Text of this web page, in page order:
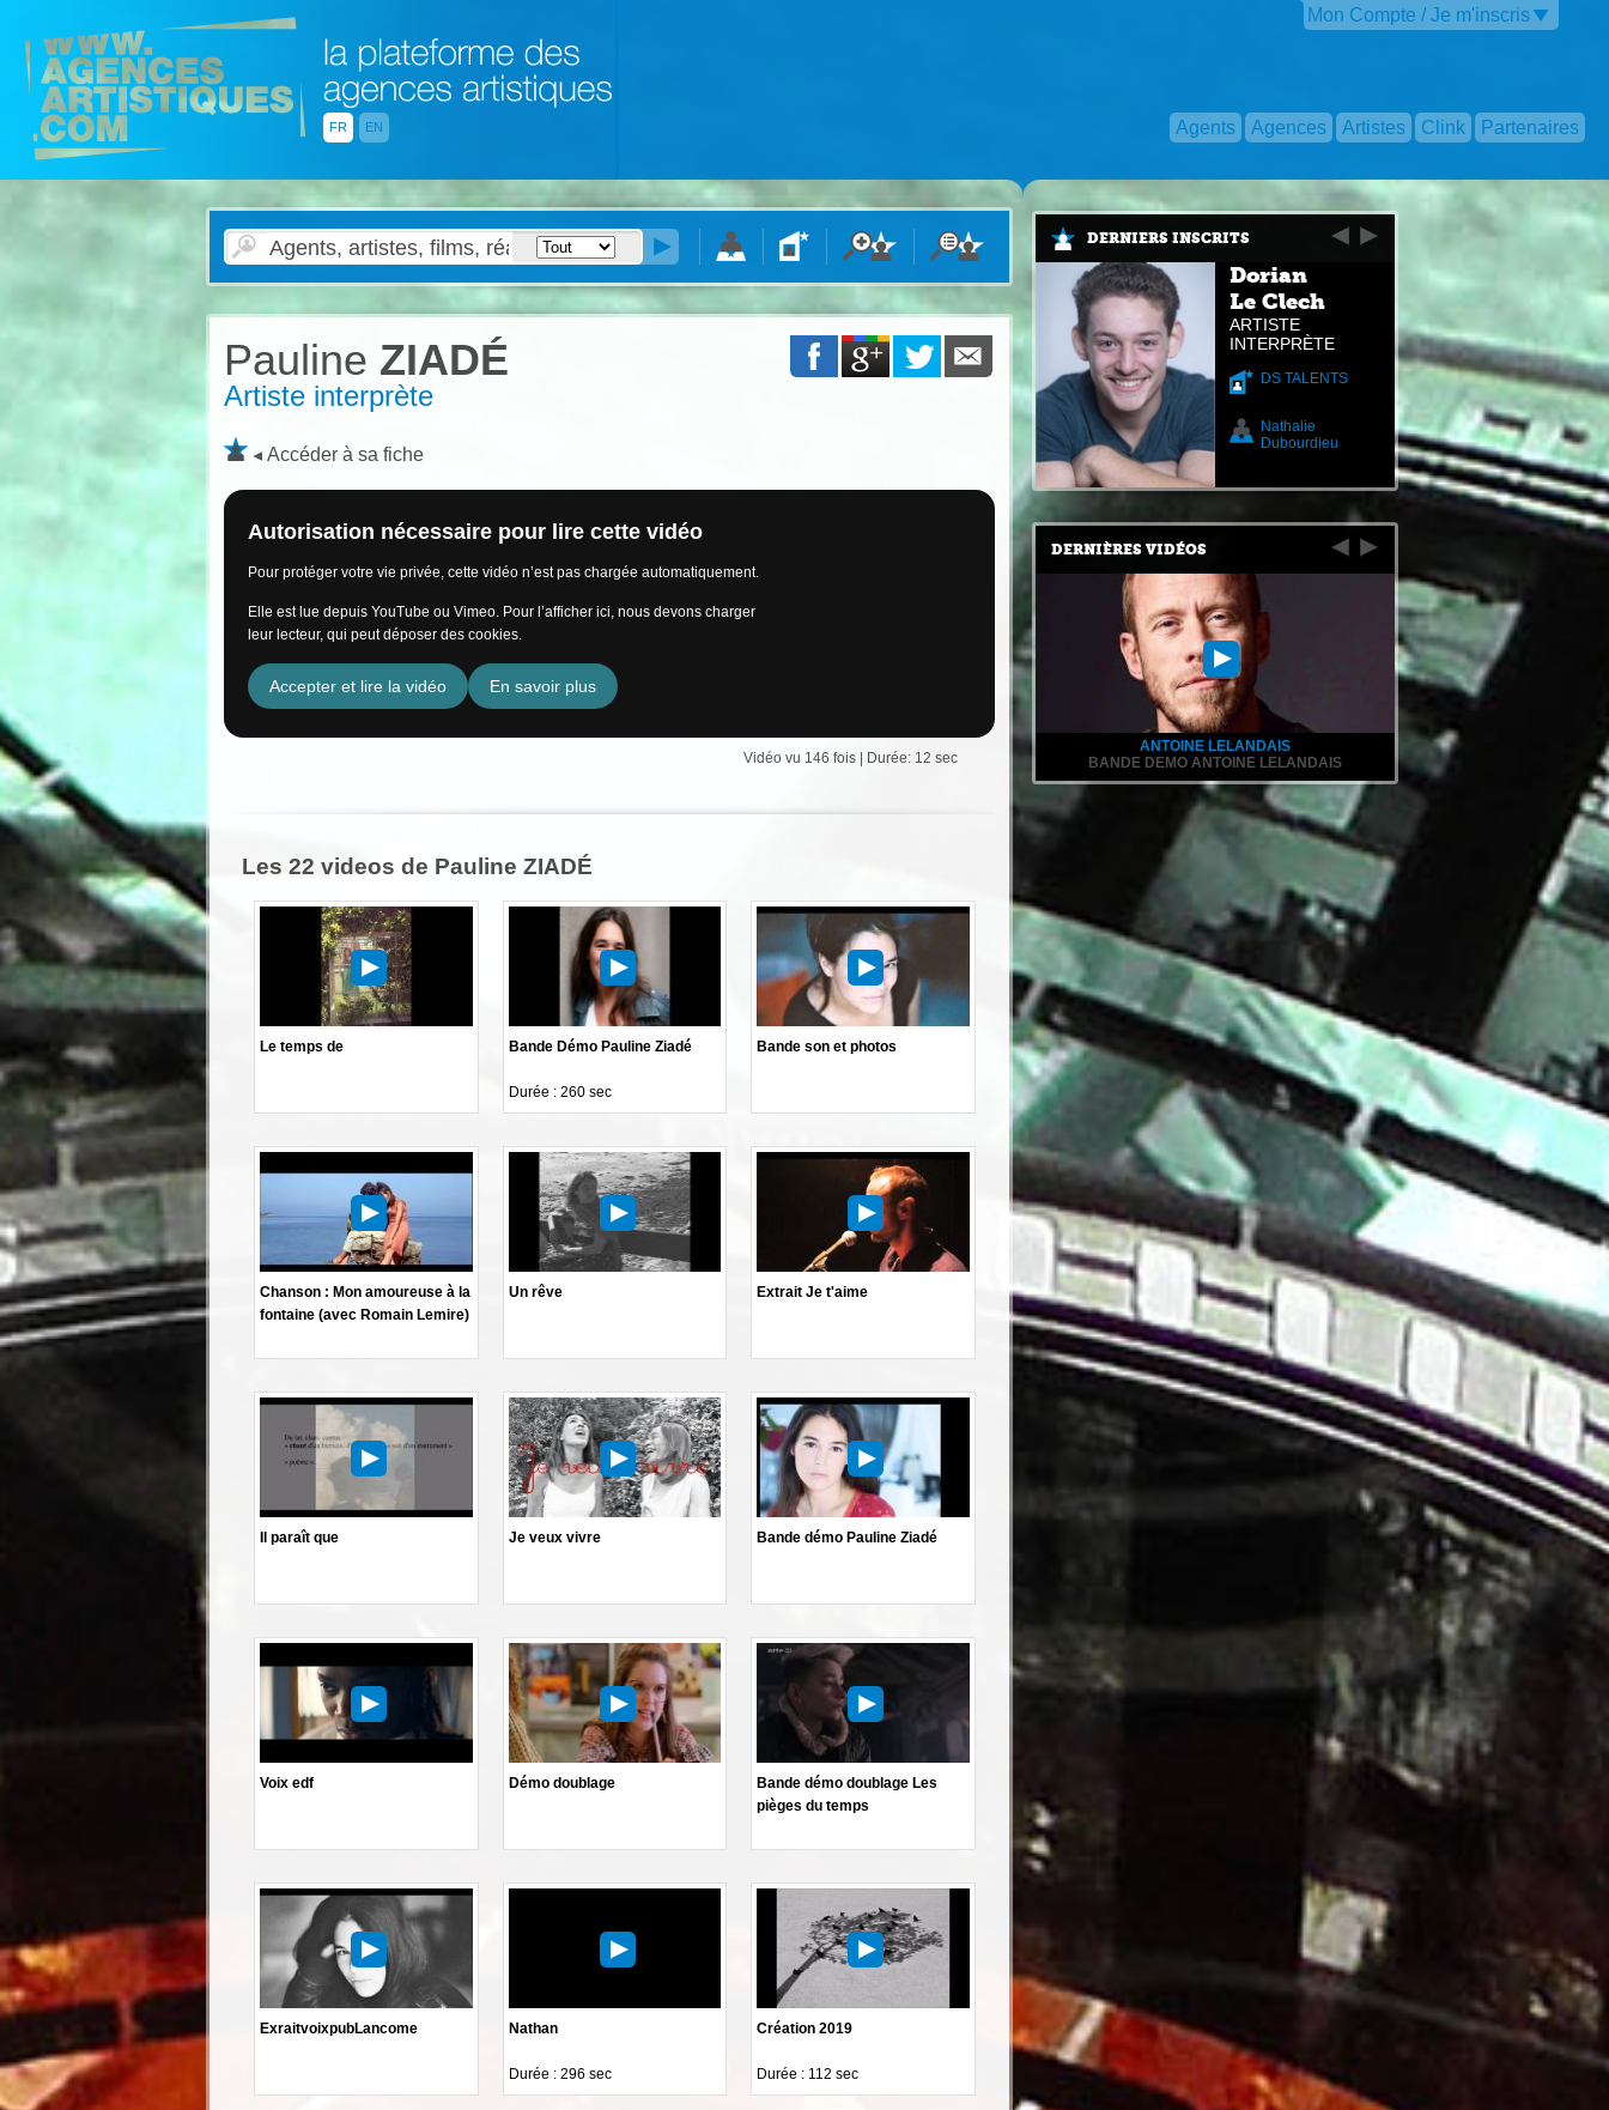
FR EN
Mon Compte / Je m'inscris
Agents Agences Artistes Clink Partenaires
Pauline ZIADÉ
Artiste interprète
Accéder à sa fiche
Autorisation nécessaire pour lire cette vidéo
Pour protéger votre vie privée, cette vidéo n’est pas chargée automatiquement.
Elle est lue depuis YouTube ou Vimeo. Pour l’afficher ici, nous devons charger
leur lecteur, qui peut déposer des cookies.
Accepter et lire la vidéo En savoir plus
Vidéo vu 146 fois | Durée: 12 sec
Les 22 videos de Pauline ZIADÉ
Le temps de Bande Démo Pauline Ziadé
Durée : 260 sec
Bande son et photos
Chanson : Mon amoureuse à la
fontaine (avec Romain Lemire)
Un rêve Extrait Je t'aime
Il paraît que Je veux vivre Bande démo Pauline Ziadé
Voix edf Démo doublage
Bande démo doublage Les
pièges du temps
ExraitvoixpubLancome Nathan
Durée : 296 sec
Création 2019
Durée : 112 sec
DERNIERS INSCRITS
Dorian
Le Clech
ARTISTE
INTERPRÈTE
DS TALENTS
Nathalie
Dubourdieu
DERNIÈRES VIDÉOS
ANTOINE LELANDAIS
BANDE DEMO ANTOINE LELANDAIS